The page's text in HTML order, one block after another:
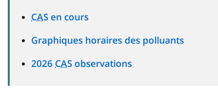
CAS en cours
Graphiques horaires des polluants
2026 CAS observations